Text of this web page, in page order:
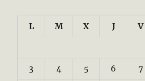
L M X J V
3 4 5 6 7